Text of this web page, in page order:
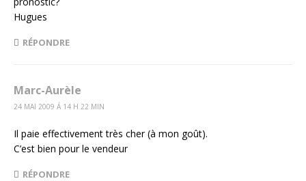
Hugues
RÉPONDRE
Marc-Aurèle
24 MAI 2009 Á 14 H 22 MIN
Il paie effectivement très cher (à mon goût).
C’est bien pour le vendeur
RÉPONDRE